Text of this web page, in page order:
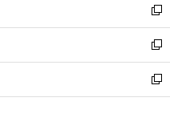
く
で
開
く
ド
ウ
で
開
く
ィ
ン
ド
ウ
で
開
い
ウ
ィ
ン
ド
ウ
新
し
い
ウ
ィ
ン
新
し
い
ウ
新
し